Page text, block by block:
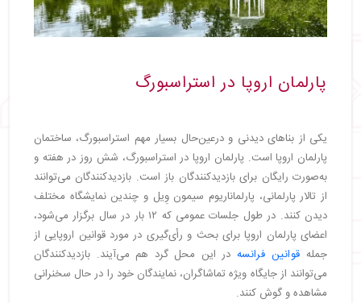
پارلمان اروپا در استراسبورگ
یکی از بناهای دیدنی و درعین‌حال بسیار مهم استراسبورگ، ساختمان
پارلمان اروپا است. پارلمان اروپا در استراسبورگ، شش روز در هفته و
به‌صورت رایگان برای بازدیدکنندگان باز است. بازدیدکنندگان می‌توانند
از تالار پارلمانی، پارلماناریوم سیمون وِیل و چندین نمایشگاه مختلف
دیدن کنند. در طول جلسات عمومی که ۱۲ بار در سال برگزار می‌شود،
اعضای پارلمان اروپا برای بحث و رأی‌گیری در مورد قوانین اروپایی از
جمله قوانین فرانسه در این محل گرد هم می‌آیند. بازدیدکنندگان
می‌توانند از جایگاه ویژه تماشاگران، نمایندگان خود را در حال سخنرانی
مشاهده و گوش کنند.